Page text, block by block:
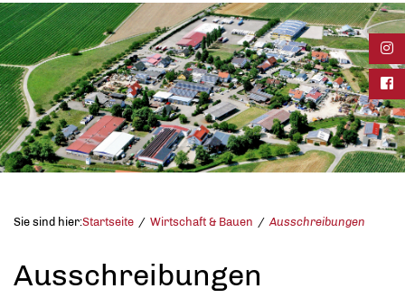
Sie sind hier:Startseite Wirtschaft & Bauen Ausschreibungen
Ausschreibungen